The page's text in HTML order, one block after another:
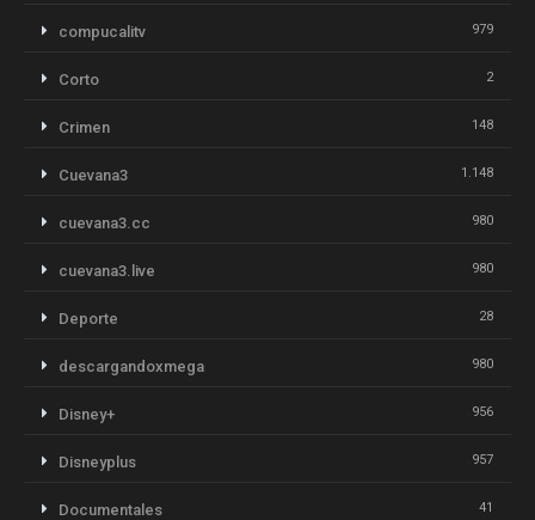
compucalitv 979
Corto 2
Crimen 148
Cuevana3 1.148
cuevana3.cc 980
cuevana3.live 980
Deporte 28
descargandoxmega 980
Disney+ 956
Disneyplus 957
Documentales 41